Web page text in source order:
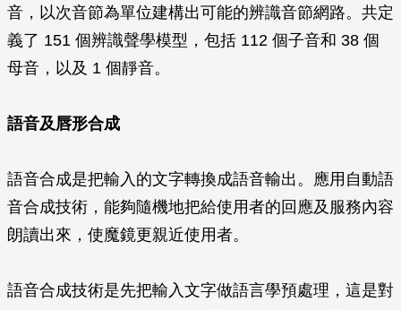
音，以次音節為單位建構出可能的辨識音節網路。共定
義了 151 個辨識聲學模型，包括 112 個子音和 38 個
母音，以及 1 個靜音。
語音及唇形合成
語音合成是把輸入的文字轉換成語音輸出。應用自動語
音合成技術，能夠隨機地把給使用者的回應及服務內容
朗讀出來，使魔鏡更親近使用者。
語音合成技術是先把輸入文字做語言學預處理，這是對